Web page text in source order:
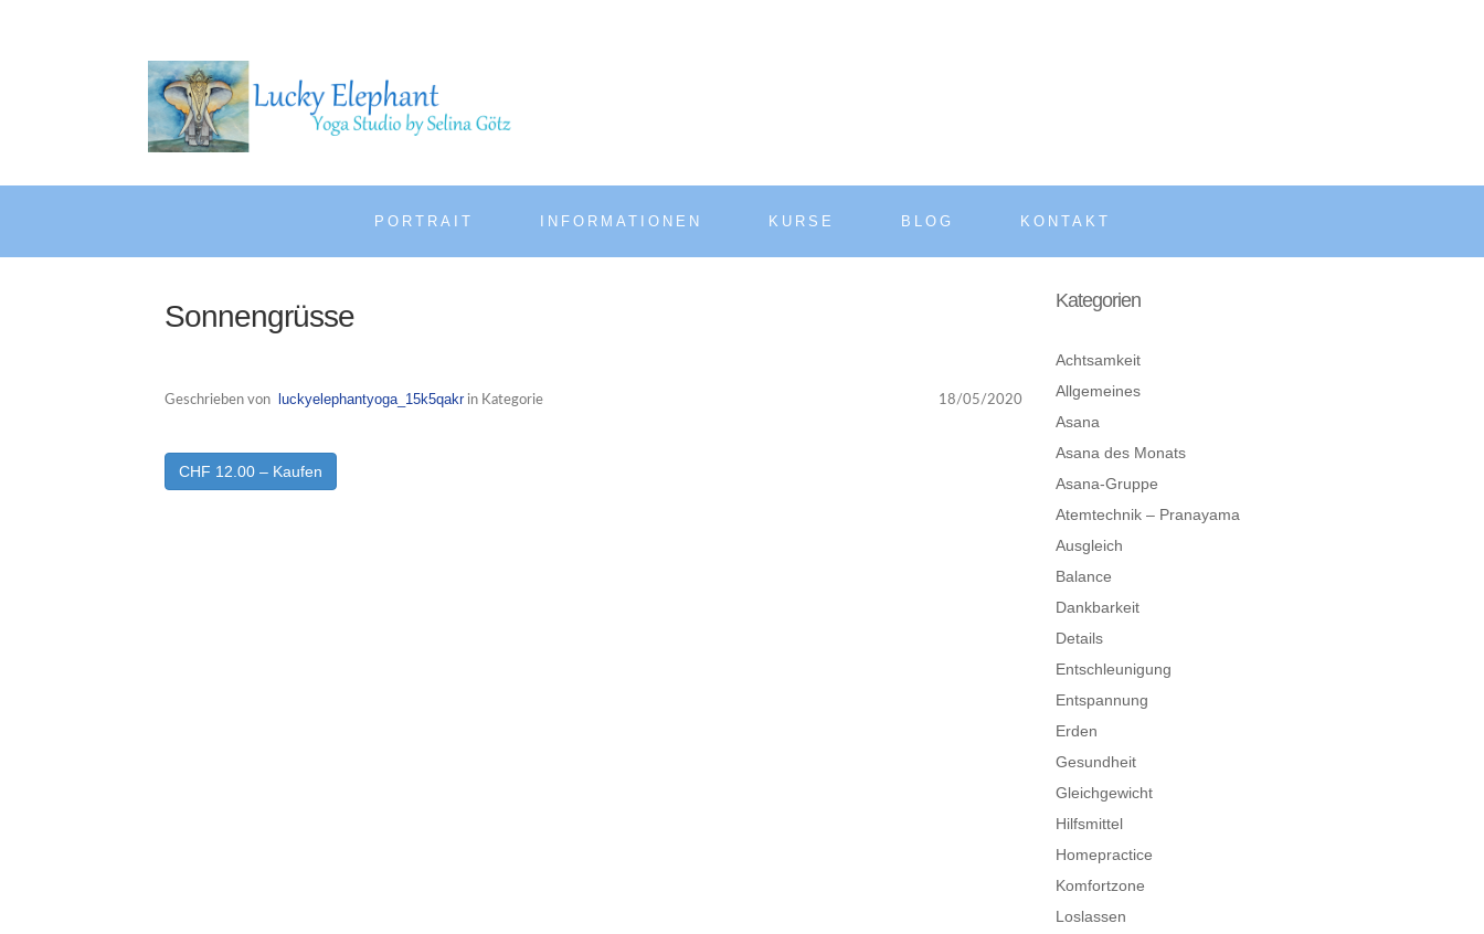
PORTRAIT INFORMATIONEN KURSE BLOG KONTAKT
Sonnengrüsse
Geschrieben von luckyelephantyoga_15k5qakrin Kategorie 18/05/2020
CHF 12.00 – Kaufen
Kategorien
Achtsamkeit
Allgemeines
Asana
Asana des Monats
Asana-Gruppe
Atemtechnik – Pranayama
Ausgleich
Balance
Dankbarkeit
Details
Entschleunigung
Entspannung
Erden
Gesundheit
Gleichgewicht
Hilfsmittel
Homepractice
Komfortzone
Loslassen